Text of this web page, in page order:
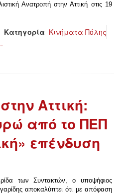
Ανατροπή στην Αττική στις 19
Κατηγορία Κινήματα Πόλης
Αττική:
από το ΠΕΠ
επένδυση
των Συντακτών, ο υποψήφιος
αποκαλύπτει ότι με απόφαση